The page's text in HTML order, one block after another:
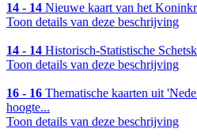
14 - 14 Nieuwe kaart van het
Toon details van deze beschrijving
14 - 14 Historisch-Statistische
Toon details van deze beschrijving
16 - 16 Thematische kaarten uit
hoogte...
Toon details van deze beschrijving